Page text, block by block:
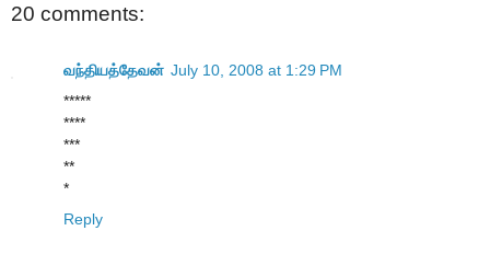
20 comments:
வந்தியத்தேவன் July 10, 2008 at 1:29 PM
*****
****
***
**
*
Reply